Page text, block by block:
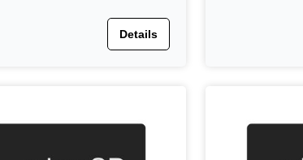
Details